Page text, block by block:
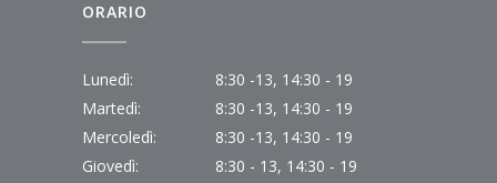
ORARIO
Lunedì:
8:30 -13, 14:30 - 19
Martedì:
8:30 -13, 14:30 - 19
Mercoledì:
8:30 -13, 14:30 - 19
Giovedì:
8:30 - 13, 14:30 - 19